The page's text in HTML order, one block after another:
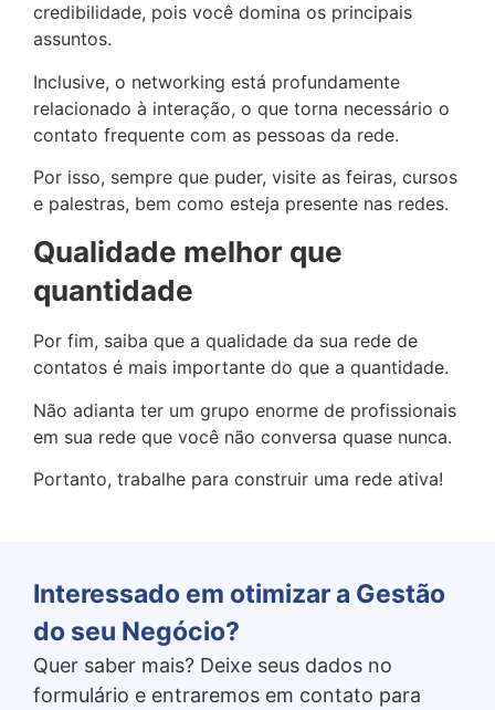
credibilidade, pois você domina os principais
assuntos.
Inclusive, o networking está profundamente
relacionado à interação, o que torna necessário o
contato frequente com as pessoas da rede.
Por isso, sempre que puder, visite as feiras, cursos
e palestras, bem como esteja presente nas redes.
Qualidade melhor que
quantidade
Por fim, saiba que a qualidade da sua rede de
contatos é mais importante do que a quantidade.
Não adianta ter um grupo enorme de profissionais
em sua rede que você não conversa quase nunca.
Portanto, trabalhe para construir uma rede ativa!
Interessado em otimizar a Gestão
do seu Negócio?
Quer saber mais? Deixe seus dados no
formulário e entraremos em contato para